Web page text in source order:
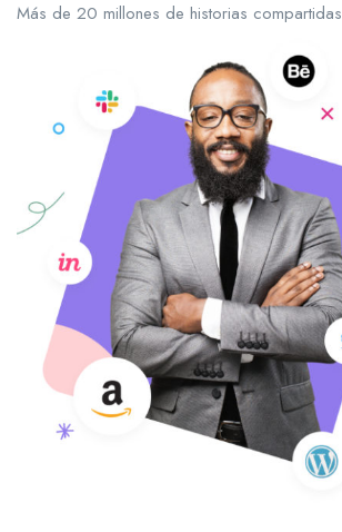
Más de 20 millones de historias compartidas